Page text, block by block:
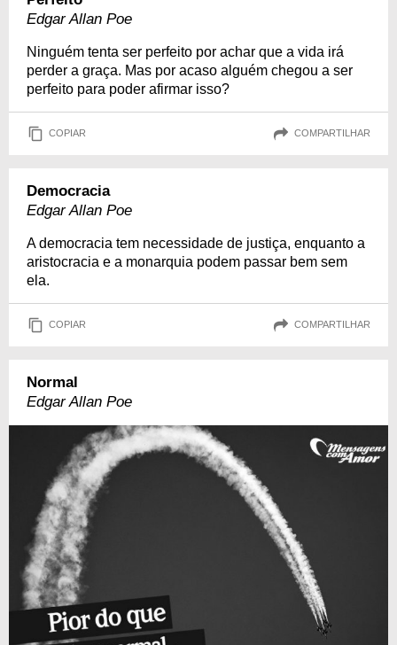
Edgar Allan Poe
Ninguém tenta ser perfeito por achar que a vida irá
perder a graça. Mas por acaso alguém chegou a ser
perfeito para poder afirmar isso?
COPIAR COMPARTILHAR
Democracia
Edgar Allan Poe
A democracia tem necessidade de justiça, enquanto a
aristocracia e a monarquia podem passar bem sem
ela.
COPIAR COMPARTILHAR
Normal
Edgar Allan Poe